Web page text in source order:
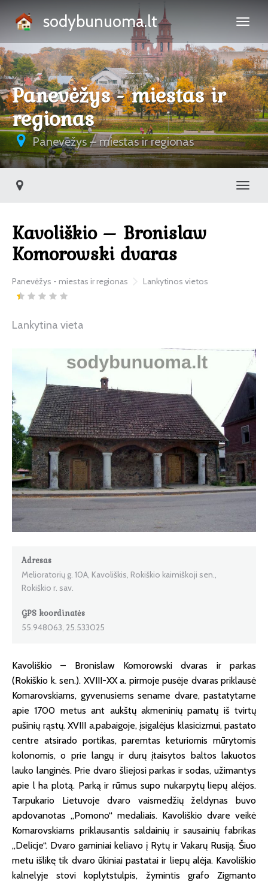
sodybunuoma.lt
Panevėžys - miestas ir
regionas
Panevėžys – miestas ir regionas
Kavoliškio – Bronislaw
Komorowski dvaras
Panevėžys - miestas ir regionas Lankytinos vietos
Lankytina vieta
Adresas
Melioratorių g. 10A, Kavoliškis, Rokiškio kaimiškoji sen.,
Rokiškio r. sav.
GPS koordinatės
55.948063, 25.533025
Kavoliškio – Bronislaw Komorowski dvaras ir parkas
(Rokiškio k. sen.). XVIII-XX a. pirmoje pusėje dvaras priklausė
Komarovskiams, gyvenusiems sename dvare, pastatytame
apie 1700 metus ant aukštų akmeninių pamatų iš tvirtų
pušinių rąstų. XVIII a.pabaigoje, įsigalėjus klasicizmui, pastato
centre atsirado portikas, paremtas keturiomis mūrytomis
kolonomis, o prie langų ir durų įtaisytos baltos lakuotos
lauko langinės. Prie dvaro šliejosi parkas ir sodas, užimantys
apie l ha plotą. Parką ir rūmus supo nukarpytų liepų alėjos.
Tarpukario Lietuvoje dvaro vaismedžių želdynas buvo
apdovanotas „Pomono“ medaliais. Kavoliškio dvare veikė
Komarovskiams priklausantis saldainių ir sausainių fabrikas
„Delicje“. Dvaro gaminiai keliavo į Rytų ir Vakarų Rusiją. Šiuo
metu išlikę tik dvaro ūkiniai pastatai ir liepų alėja. Kavoliškio
kalnelyje stovi koplytstulpis, žymintis grafo Zigmanto